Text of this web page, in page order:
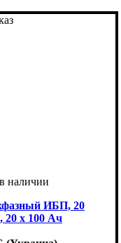
ИБП, 20
20 х 100 Ач